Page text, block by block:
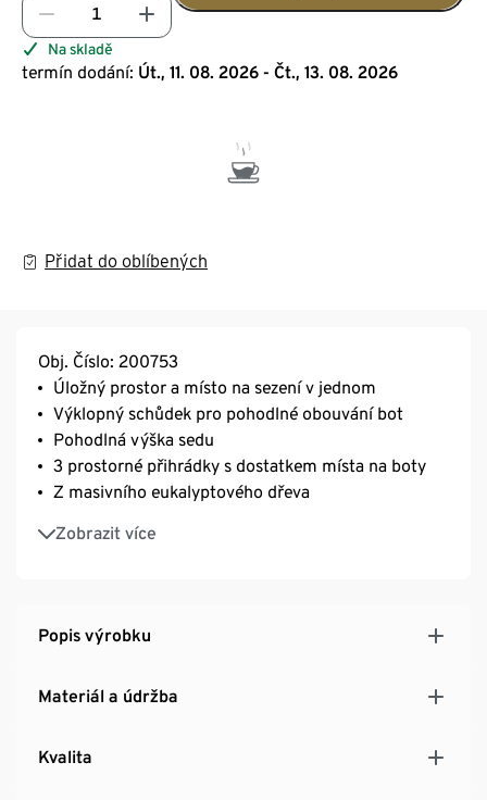
Na skladě
termín dodání: Út., 11. 08. 2026 - Čt., 13. 08. 2026
Přidat do oblíbených
Obj. Číslo: 200753
Úložný prostor a místo na sezení v jednom
Výklopný schůdek pro pohodlné obouvání bot
Pohodlná výška sedu
3 prostorné přihrádky s dostatkem místa na boty
Z masivního eukalyptového dřeva
Zobrazit více
Včetně chráničů podlahy
Popis výrobku
Materiál a údržba
Kvalita